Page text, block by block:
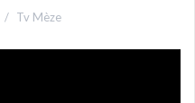
Tv Mèze